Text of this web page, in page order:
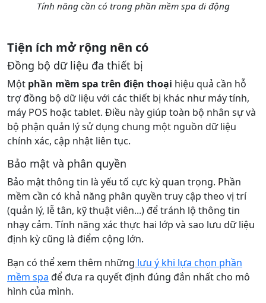
Tính năng cần có trong phần mềm spa di động
Tiện ích mở rộng nên có
Đồng bộ dữ liệu đa thiết bị
Một phần mềm spa trên điện thoại hiệu quả cần hỗ
trợ đồng bộ dữ liệu với các thiết bị khác như máy tính,
máy POS hoặc tablet. Điều này giúp toàn bộ nhân sự và
bộ phận quản lý sử dụng chung một nguồn dữ liệu
chính xác, cập nhật liên tục.
Bảo mật và phân quyền
Bảo mật thông tin là yếu tố cực kỳ quan trọng. Phần
mềm cần có khả năng phân quyền truy cập theo vị trí
(quản lý, lễ tân, kỹ thuật viên...) để tránh lộ thông tin
nhạy cảm. Tính năng xác thực hai lớp và sao lưu dữ liệu
định kỳ cũng là điểm cộng lớn.
Bạn có thể xem thêm những lưu ý khi lựa chọn phần
mềm spa để đưa ra quyết định đúng đắn nhất cho mô
hình của mình.